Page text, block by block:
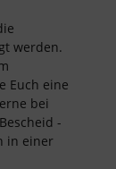
werden.
Euch eine
bei
-
in einer